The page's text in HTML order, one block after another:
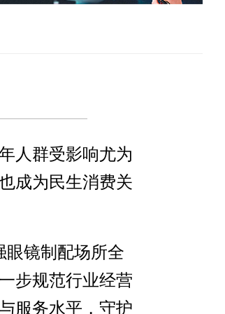
人群受影响尤为
成为民生消费关
眼镜制配场所全
步规范行业经营
服务水平，守护